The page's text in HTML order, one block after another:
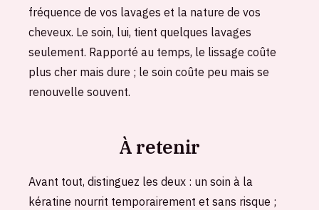
fréquence de vos lavages et la nature de vos
cheveux. Le soin, lui, tient quelques lavages
seulement. Rapporté au temps, le lissage coûte
plus cher mais dure ; le soin coûte peu mais se
renouvelle souvent.
À retenir
Avant tout, distinguez les deux : un soin à la
kératine nourrit temporairement et sans risque ;